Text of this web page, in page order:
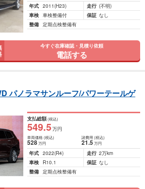
年式 2011(H23) 走行 (不明)
車検 車検整備付 保証 なし
整備 定期点検整備有
今すぐ在庫確認・見積り依頼
電話する
パノラマサンルーフ/パワーテールゲ
支払総額(税込)
549.5万円
車両価格(税込)
528万円
諸費用 (税込)
21.5 万円
年式 2022(R4) 走行 2万km
車検
R10.1 保証 なし
整備 定期点検整備有